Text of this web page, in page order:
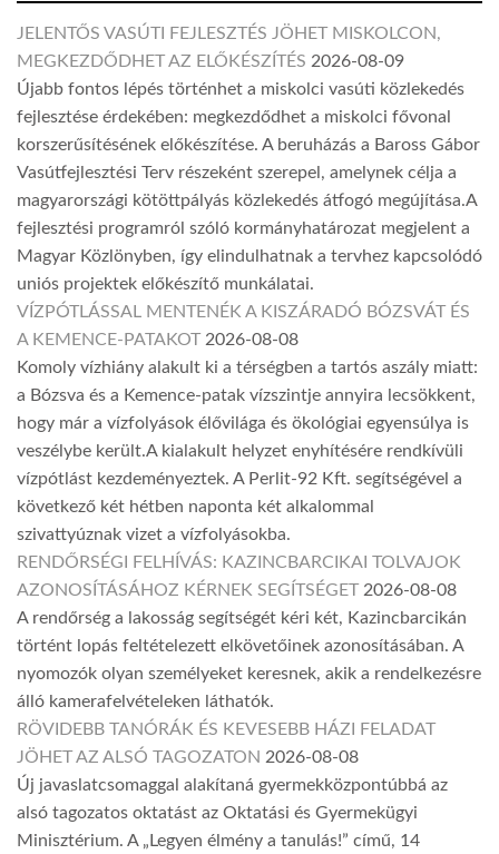
JELENTŐS VASÚTI FEJLESZTÉS JÖHET MISKOLCON,
MEGKEZDŐDHET AZ ELŐKÉSZÍTÉS 2026-08-09
Újabb fontos lépés történhet a miskolci vasúti közlekedés
fejlesztése érdekében: megkezdődhet a miskolci fővonal
korszerűsítésének előkészítése. A beruházás a Baross Gábor
Vasútfejlesztési Terv részeként szerepel, amelynek célja a
magyarországi kötöttpályás közlekedés átfogó megújítása.A
fejlesztési programról szóló kormányhatározat megjelent a
Magyar Közlönyben, így elindulhatnak a tervhez kapcsolódó
uniós projektek előkészítő munkálatai.
VÍZPÓTLÁSSAL MENTENÉK A KISZÁRADÓ BÓZSVÁT ÉS
A KEMENCE-PATAKOT 2026-08-08
Komoly vízhiány alakult ki a térségben a tartós aszály miatt:
a Bózsva és a Kemence-patak vízszintje annyira lecsökkent,
hogy már a vízfolyások élővilága és ökológiai egyensúlya is
veszélybe került.A kialakult helyzet enyhítésére rendkívüli
vízpótlást kezdeményeztek. A Perlit-92 Kft. segítségével a
következő két hétben naponta két alkalommal
szivattyúznak vizet a vízfolyásokba.
RENDŐRSÉGI FELHÍVÁS: KAZINCBARCIKAI TOLVAJOK
AZONOSÍTÁSÁHOZ KÉRNEK SEGÍTSÉGET 2026-08-08
A rendőrség a lakosság segítségét kéri két, Kazincbarcikán
történt lopás feltételezett elkövetőinek azonosításában. A
nyomozók olyan személyeket keresnek, akik a rendelkezésre
álló kamerafelvételeken láthatók.
RÖVIDEBB TANÓRÁK ÉS KEVESEBB HÁZI FELADAT
JÖHET AZ ALSÓ TAGOZATON 2026-08-08
Új javaslatcsomaggal alakítaná gyermekközpontúbbá az
alsó tagozatos oktatást az Oktatási és Gyermekügyi
Minisztérium. A „Legyen élmény a tanulás!” című, 14